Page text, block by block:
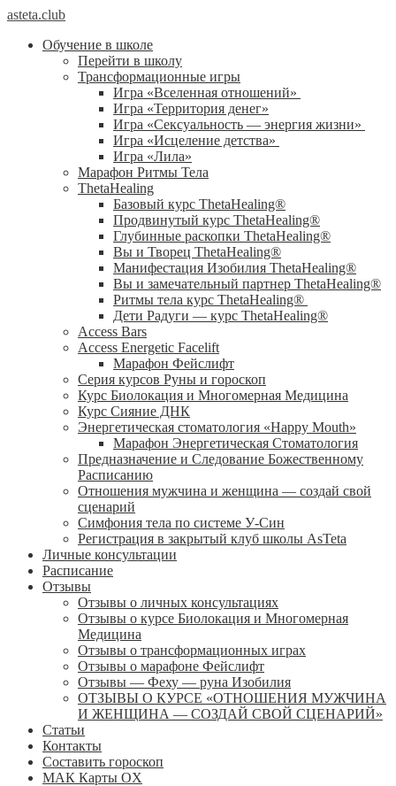
asteta.club
Обучение в школе
Перейти в школу
Трансформационные игры
Игра «Вселенная отношений»
Игра «Территория денег»
Игра «Сексуальность — энергия жизни»
Игра «Исцеление детства»
Игра «Лила»
Марафон Ритмы Тела
ThetaHealing
Базовый курс ThetaHealing®
Продвинутый курс ThetaHealing®
Глубинные раскопки ThetaHealing®
Вы и Творец ThetaHealing®
Манифестация Изобилия ThetaHealing®
Вы и замечательный партнер ThetaHealing®
Ритмы тела курс ThetaHealing®
Дети Радуги — курс ThetaHealing®
Access Bars
Access Energetic Facelift
Марафон Фейслифт
Серия курсов Руны и гороскоп
Курс Биолокация и Многомерная Медицина
Курс Сияние ДНК
Энергетическая стоматология «Happy Mouth»
Марафон Энергетическая Cтоматология
Предназначение и Следование Божественному
Расписанию
Отношения мужчина и женщина — создай свой
сценарий
Симфония тела по системе У-Син
Регистрация в закрытый клуб школы AsTeta
Личные консультации
Расписание
Отзывы
Отзывы о личных консультациях
Отзывы о курсе Биолокация и Многомерная
Медицина
Отзывы о трансформационных играх
Отзывы о марафоне Фейслифт
Отзывы — Феху — руна Изобилия
ОТЗЫВЫ О КУРСЕ «ОТНОШЕНИЯ МУЖЧИНА
И ЖЕНЩИНА — СОЗДАЙ СВОЙ СЦЕНАРИЙ»
Статьи
Контакты
Составить гороскоп
МАК Карты OХ